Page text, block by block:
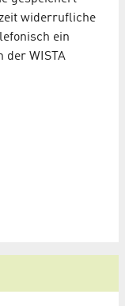
widerrufliche
ein
der WISTA